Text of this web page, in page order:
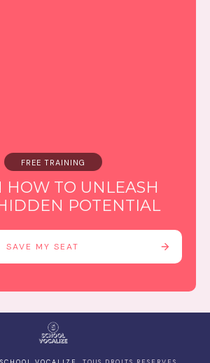
FREE TRAINING
HOW TO UNLEASH
POTENTIAL
SAVE MY SEAT